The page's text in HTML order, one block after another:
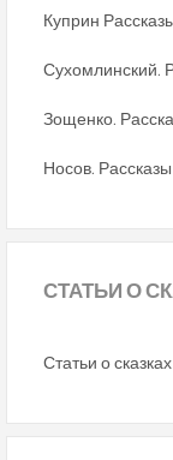
Куприн
Сухомлинский.
Зощенко.
Носов.
СТАТЬИО
Статьи о сказках